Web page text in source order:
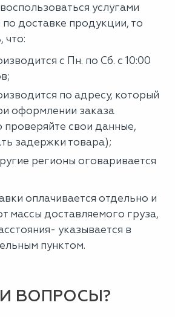
услугами
доставке продукции, то
что:
с Пн. по Сб. с 10:00
по адресу, который
оформлении заказа
проверяйте свои данные,
задержки товара);
регионы оговаривается
оплачивается отдельно и
массы доставляемого груза,
указывается в
пунктом.
ВОПРОСЫ?